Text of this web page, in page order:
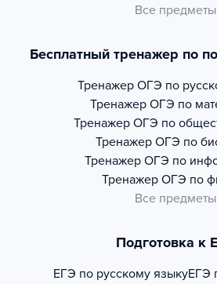
Все предметы
Бесплатный тренажер по
Тренажер ОГЭ по
Тренажер ОГЭ по
Тренажер ОГЭ по
Тренажер ОГЭ по
Тренажер ОГЭ по
Тренажер ОГЭ по
Все предметы
Подготовка к
ЕГЭ по русскому языкуЕГЭ